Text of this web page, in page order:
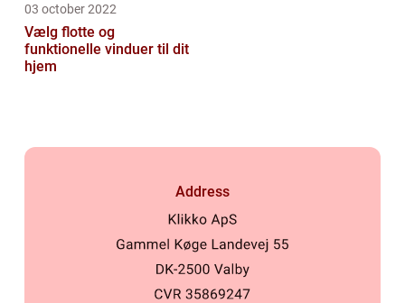
03 october 2022
Vælg flotte og
funktionelle vinduer til dit
hjem
Address